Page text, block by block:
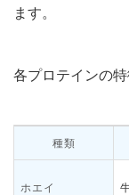
ます。
各プロテインの特
種類
ホエイ